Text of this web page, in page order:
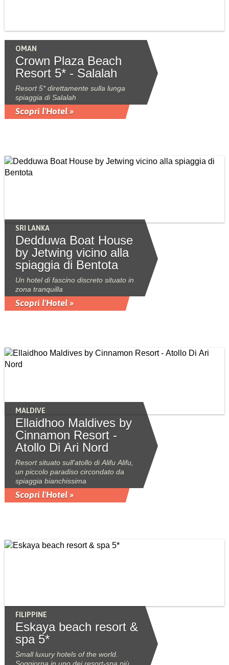
OMAN
Crown Plaza Beach
Resort 5* - Salalah
Resort 5* direttamente sulla lunga
spiaggia di Salalah
Scopri l'Hotel »
SRI LANKA
Dedduwa Boat House
by Jetwing vicino alla
spiaggia di Bentota
Un hotel di fascino discreto situato in
zona tranquilla
Scopri l'Hotel »
MALDIVE
Ellaidhoo Maldives by
Cinnamon Resort -
Atollo Di Ari Nord
Resort situato sull'atollo di Alifu Alifu,
un piccolo paradiso circondato da
spiaggia bianchissima
Scopri l'Hotel »
FILIPPINE
Eskaya beach resort &
spa 5*
Small luxury hotels of the world.